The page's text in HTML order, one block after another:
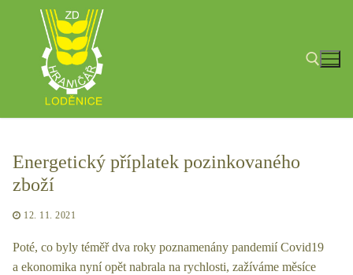
Přeskočit
Energetický příplatek pozinkovaného
zboží
12. 11. 2021
Poté, co byly téměř dva roky poznamenány pandemií Covid19
a ekonomika nyní opět nabrala na rychlosti, zažíváme měsíce